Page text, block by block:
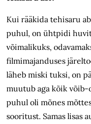
Kui rääkida tehisaru
puhul, on ühtpidi
võimalikuks,
filmimajanduses
läheb miski tuksi, on
muutub aga kõik võib-
puhul oli mõnes
sooritust. Samas lisas